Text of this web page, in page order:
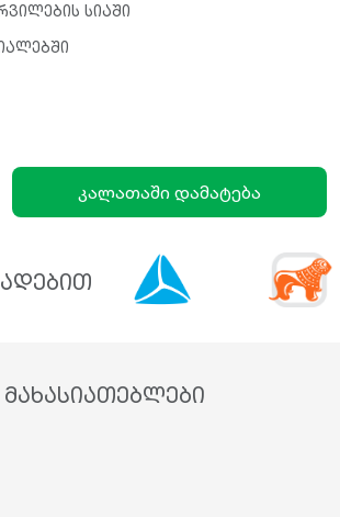
სიაში
კალათაში დამატება
მახასიათებლები